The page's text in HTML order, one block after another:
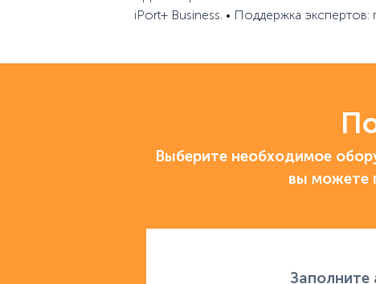
iPort+ Business. • Поддержка
Выберите необходимое
вы можете
Заполните